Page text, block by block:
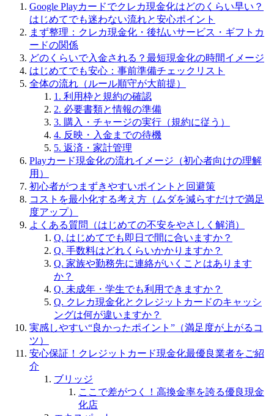
Google Playカードでクレカ現金化はどのくらい早い？
はじめてでも迷わない流れと安心ポイント
まず整理：クレカ現金化・後払いサービス・ギフトカ
ードの関係
どのくらいで入金される？最短現金化の時間イメージ
はじめてでも安心：事前準備チェックリスト
全体の流れ（ルール順守が大前提）
1. 利用枠と規約の確認
2. 必要書類と情報の準備
3. 購入・チャージの実行（規約に従う）
4. 反映・入金までの待機
5. 返済・家計管理
Playカード現金化の流れイメージ（初心者向けの理解
用）
初心者がつまずきやすいポイントと回避策
コストを最小化する考え方（ムダを減らすだけで満足
度アップ）
よくある質問（はじめての不安をやさしく解消）
Q. はじめてでも即日で間に合いますか？
Q. 手数料はどれくらいかかりますか？
Q. 家族や勤務先に連絡がいくことはあります
か？
Q. 未成年・学生でも利用できますか？
Q. クレカ現金化とクレジットカードのキャッシ
ングは何が違いますか？
実感しやすい“良かったポイント”（満足度が上がるコ
ツ）
安心保証！クレジットカード現金化最優良業者をご紹
介
ブリッジ
ここで差がつく！高換金率を誇る優良現金
化店